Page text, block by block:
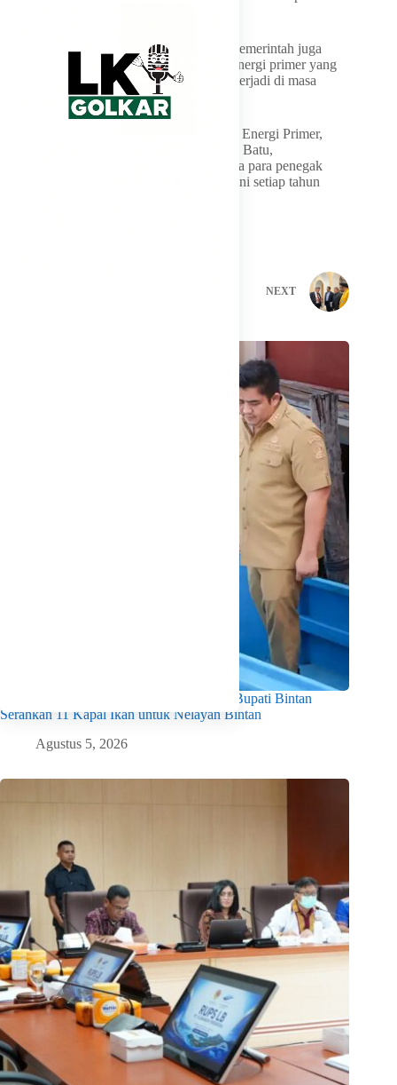
Atas arahan Presiden Prabowo Subianto, pemerintah juga
berupaya memastikan persoalan pasokan energi primer yang
berdampak pada kelistrikan tidak kembali terjadi di masa
“Ke depan kita membentuk tim pengadaan Energi Primer,
melibatkan BPKP, Inspektor Jenderal PLN Batu,
pengadaannya harus transparan. Saya minta para penegak
hukum awasi supaya jangan kelakuan begini setiap tahun
NEXT
Dorong Produktivitas dan Kesejahteraan, Bupati Bintan
Serahkan 11 Kapal Ikan untuk Nelayan Bintan
Agustus 5, 2026